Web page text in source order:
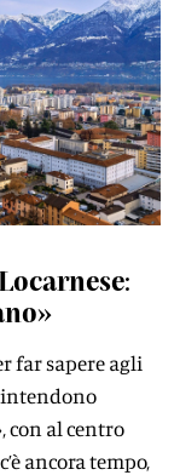
far sapere agli
intendono
con al centro
ancora tempo,